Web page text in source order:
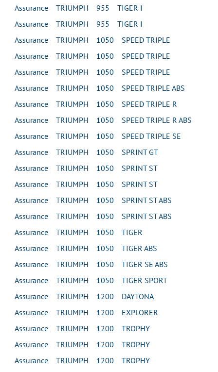
Assurance TRIUMPH 955 TIGER I
Assurance TRIUMPH 955 TIGER I
Assurance TRIUMPH 1050 SPEED TRIPLE
Assurance TRIUMPH 1050 SPEED TRIPLE
Assurance TRIUMPH 1050 SPEED TRIPLE
Assurance TRIUMPH 1050 SPEED TRIPLE ABS
Assurance TRIUMPH 1050 SPEED TRIPLE R
Assurance TRIUMPH 1050 SPEED TRIPLE R ABS
Assurance TRIUMPH 1050 SPEED TRIPLE SE
Assurance TRIUMPH 1050 SPRINT GT
Assurance TRIUMPH 1050 SPRINT ST
Assurance TRIUMPH 1050 SPRINT ST
Assurance TRIUMPH 1050 SPRINT ST ABS
Assurance TRIUMPH 1050 SPRINT ST ABS
Assurance TRIUMPH 1050 TIGER
Assurance TRIUMPH 1050 TIGER ABS
Assurance TRIUMPH 1050 TIGER SE ABS
Assurance TRIUMPH 1050 TIGER SPORT
Assurance TRIUMPH 1200 DAYTONA
Assurance TRIUMPH 1200 EXPLORER
Assurance TRIUMPH 1200 TROPHY
Assurance TRIUMPH 1200 TROPHY
Assurance TRIUMPH 1200 TROPHY